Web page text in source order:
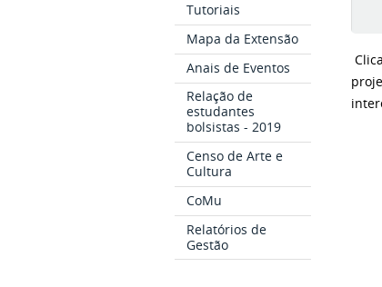
Tutoriais
Mapa da Extensão
Anais de Eventos
Relação de
estudantes
bolsistas - 2019
Censo de Arte e
Cultura
CoMu
Relatórios de
Gestão